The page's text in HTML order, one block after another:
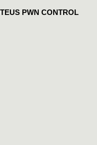
PWN CONTROL